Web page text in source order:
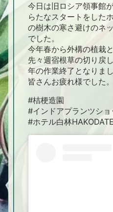
今日は旧ロシア領事館
らたなスタートをした
の樹木の寒さ避けのネ
でした。
今年春から外構の植栽
先々週宿根草の切り戻
年の作業終了となりまし
皆さんお疲れ様でした。
#桔梗造園
#インドアプランツショ
#ホテル白林HAKODATE